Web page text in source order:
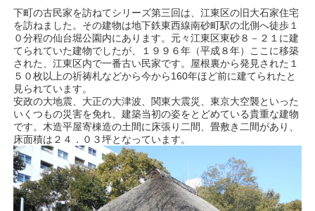
下町の古民家を訪ねてシリーズ第三回は、江東区の旧大石家住宅
を訪ねました。その建物は地下鉄東西線南砂町駅の北側へ徒歩１
０分程の仙台堀公園内にあります。元々江東区東砂８－２１に建
てられていた建物でしたが、１９９６年（平成８年）ここに移築
された、江東区内で一番古い民家です。屋根裏から発見された１
５０枚以上の祈祷札などから今から160年ほど前に建てられたと
見られています。
安政の大地震、大正の大津波、関東大震災、東京大空襲といった
いくつもの災害を免れ、建築当初の姿をとどめている貴重な建物
です。木造平屋寄棟造の土間に床張り二間、畳敷き二間があり、
床面積は２４．０３坪となっています。